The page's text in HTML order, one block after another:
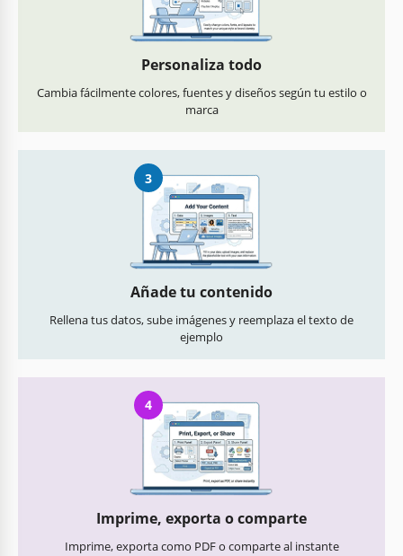
Personaliza todo
Cambia fácilmente colores, fuentes y diseños según tu estilo o
marca
3
Añade tu contenido
Rellena tus datos, sube imágenes y reemplaza el texto de
ejemplo
4
Imprime, exporta o comparte
Imprime, exporta como PDF o comparte al instante